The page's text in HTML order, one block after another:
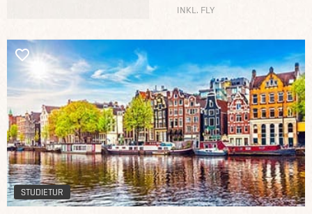
INKL. FLY
STUDIETUR